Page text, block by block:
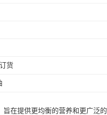
货
在提供更均衡的营养和更广泛的